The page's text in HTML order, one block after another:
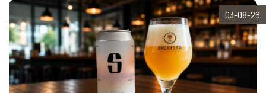
03-08-26